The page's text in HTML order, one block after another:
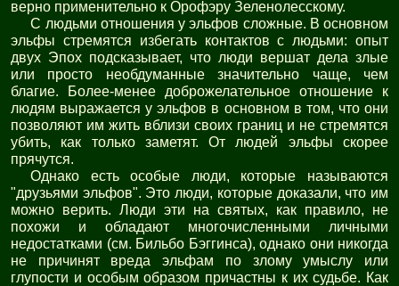
верно применительно к Орофэру Зеленолесскому.
С людьми отношения у эльфов сложные. В основном
эльфы стремятся избегать контактов с людьми: опыт
двух Эпох подсказывает, что люди вершат дела злые
или просто необдуманные значительно чаще, чем
благие. Более-менее доброжелательное отношение к
людям выражается у эльфов в основном в том, что они
позволяют им жить вблизи своих границ и не стремятся
убить, как только заметят. От людей эльфы скорее
прячутся.
Однако есть особые люди, которые называются
"друзьями эльфов". Это люди, которые доказали, что им
можно верить. Люди эти на святых, как правило, не
похожи и обладают многочисленными личными
недостатками (см. Бильбо Бэггинса), однако они никогда
не причинят вреда эльфам по злому умыслу или
глупости и особым образом причастны к их судьбе. Как